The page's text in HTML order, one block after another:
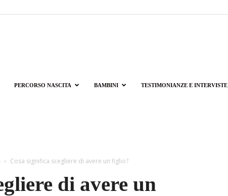
PERCORSO NASCITA BAMBINI TESTIMONIANZE E INTERVISTE
Cosa significa scegliere di avere un figlio?
di avere un